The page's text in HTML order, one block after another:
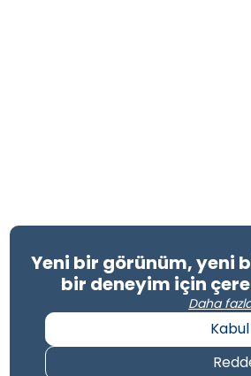
Yeni bir görünüm, yeni
bir deneyim için
Daha